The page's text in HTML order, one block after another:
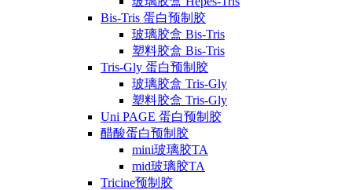
Bis-Tris 蛋白预制胶
玻璃胶盒 Bis-Tris
塑料胶盒 Bis-Tris
Tris-Gly 蛋白预制胶
玻璃胶盒 Tris-Gly
塑料胶盒 Tris-Gly
Uni PAGE 蛋白预制胶
醋酸蛋白预制胶
mini玻璃胶TA
mid玻璃胶TA
Tricine预制胶